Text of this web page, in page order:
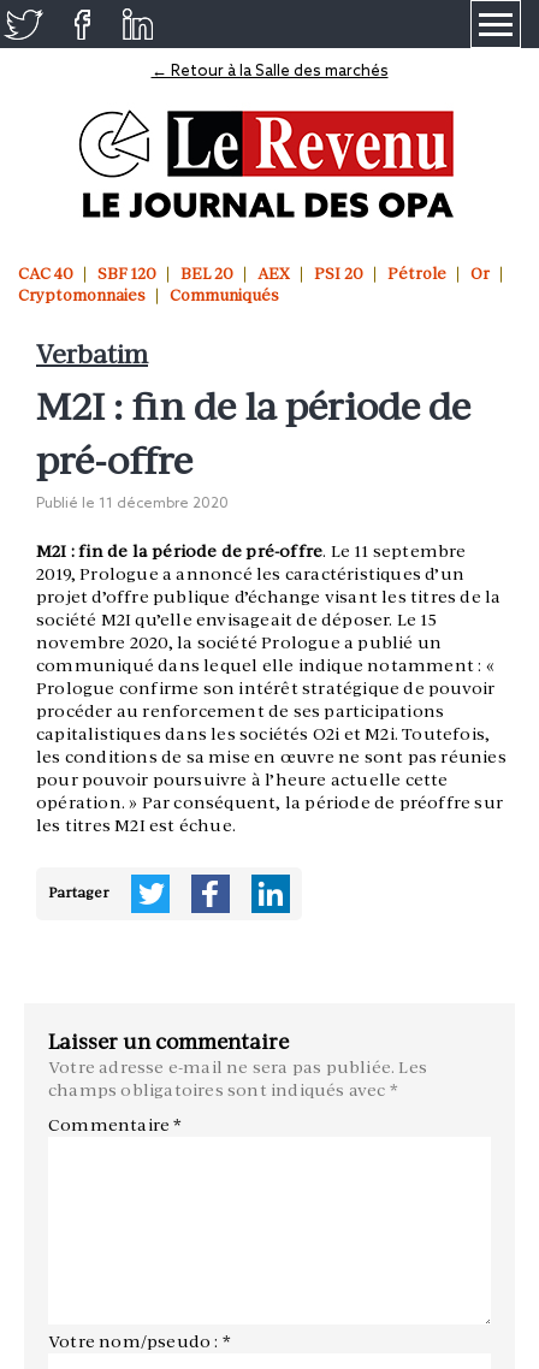
← Retour à la Salle des marchés
CAC 40 SBF 120 BEL 20 AEX PSI 20 Pétrole
Or
Cryptomonnaies
Communiqués
Verbatim
M2I : fin de la période de
pré-offre
Publié le 11 décembre 2020
M2I : fin de la période de pré-offre. Le 11 septembre
2019, Prologue a annoncé les caractéristiques d’un
projet d’offre publique d’échange visant les titres de la
société M2I qu’elle envisageait de déposer. Le 15
novembre 2020, la société Prologue a publié un
communiqué dans lequel elle indique notamment : «
Prologue confirme son intérêt stratégique de pouvoir
procéder au renforcement de ses participations
capitalistiques dans les sociétés O2i et M2i. Toutefois,
les conditions de sa mise en œuvre ne sont pas réunies
pour pouvoir poursuivre à l’heure actuelle cette
opération. » Par conséquent, la période de préoffre sur
les titres M2I est échue.
Partager
Laisser un commentaire
Votre adresse e-mail ne sera pas publiée. Les
champs obligatoires sont indiqués avec *
Commentaire*
Votre nom/pseudo : *